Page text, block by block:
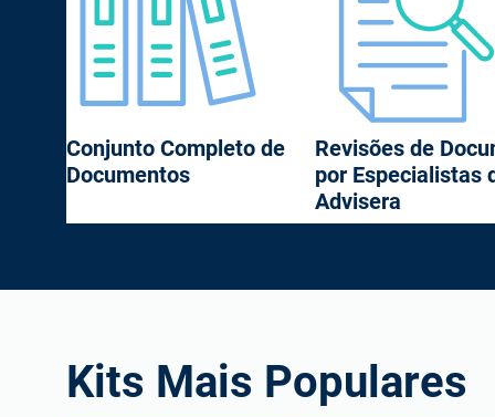
Conjunto Completo de
Documentos
Revisões de
por Especialistas
Advisera
Kits Mais Populares